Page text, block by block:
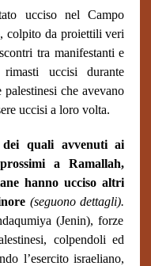
ucciso nel Campo
colpito da proiettili veri
tra manifestanti e
uccisi durante
che avevano
uccisi a loro volta.
quali avvenuti ai
a Ramallah,
hanno ucciso altri
(seguono dettagli).
(Jenin), forze
colpendoli ed
l’esercito israeliano,